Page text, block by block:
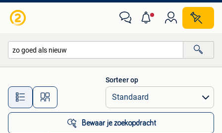
Alle afstanden…
Sorteer op
Bewaar je zoekopdracht